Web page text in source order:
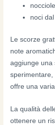
noci
Le scorze
note
aggiunge una
sperimentare,
offre una
La qualità
ottenere un